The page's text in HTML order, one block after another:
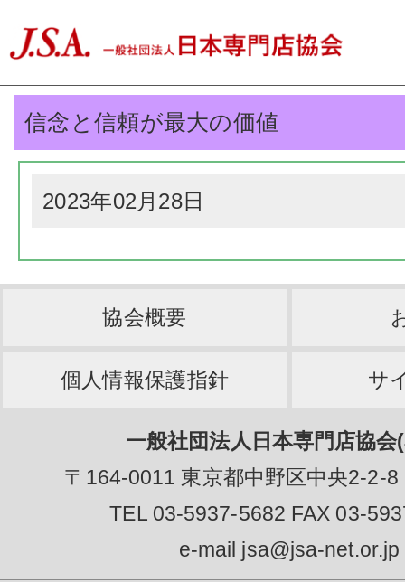
信念と信頼が最大の価値
2023年02月28日
協会概要
個人情報保護指針 サ
一般社団法人日本専門店協
〒164-0011 東京都中野区中央2-2-
TEL 03-5937-5682 FAX 03-
e-mail jsa@jsa-net.or.jp